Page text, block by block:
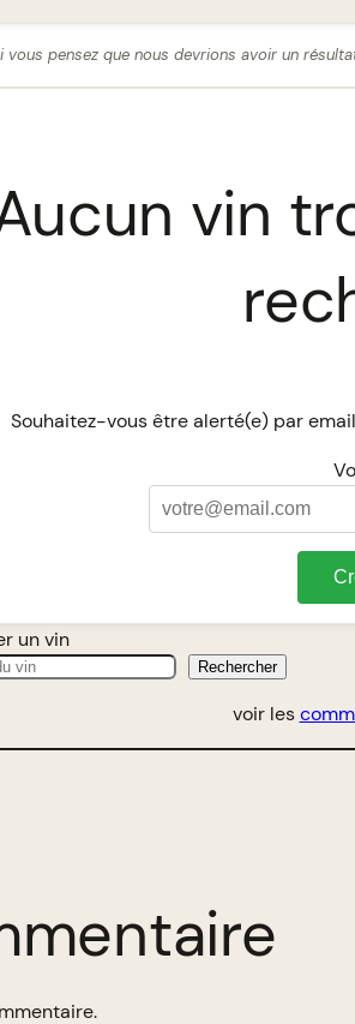
vous pensez que nous devrions avoir un
vin
Souhaitez-vous être alerté(e) par
un vin
Rechercher
voir les